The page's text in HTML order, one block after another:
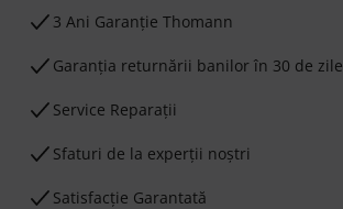
3 Ani Garanție Thomann
Garanţia returnării banilor în 30 de zile
Service Reparații
Sfaturi de la experții noștri
Satisfacție Garantată